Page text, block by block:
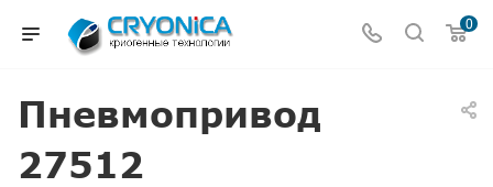
0
Пневмопривод
27512